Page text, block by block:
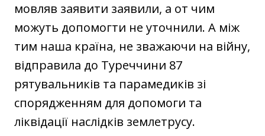
мовляв заявити заявили, а от чим
можуть допомогти не уточнили. А між
тим наша країна, не зважаючи на війну,
відправила до Туреччини 87
рятувальників та парамедиків зі
спорядженням для допомоги та
ліквідації наслідків землетрусу.